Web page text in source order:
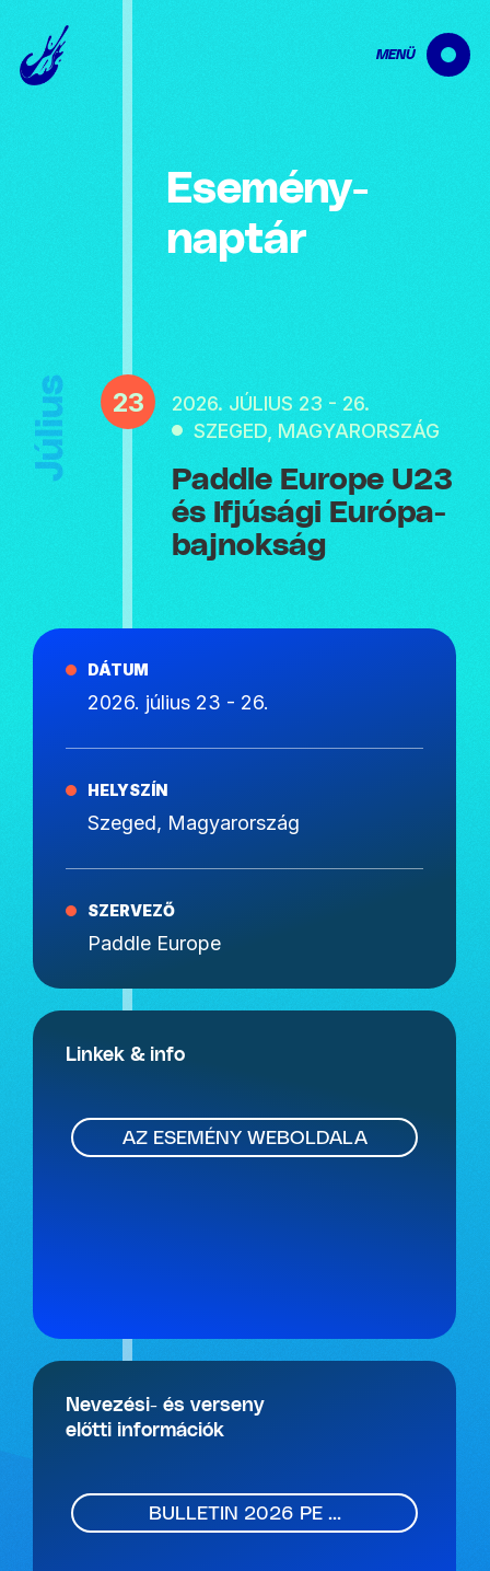
MENÜ
Esemény­
naptár
Július 23
2026. JÚLIUS 23 - 26.
SZEGED, MAGYARORSZÁG
Paddle Europe U23
és Ifjúsági Európa-
bajnokság
DÁTUM
2026. július 23 - 26.
HELYSZÍN
Szeged, Magyarország
SZERVEZŐ
Paddle Europe
Linkek & info
AZ ESEMÉNY WEBOLDALA
Nevezési- és verseny
előtti információk
BULLETIN 2026 PE ...